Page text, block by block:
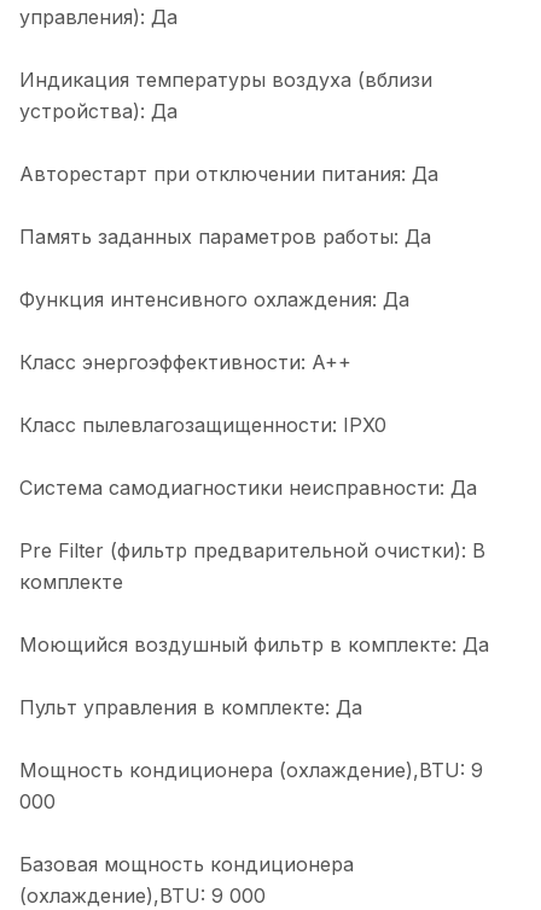
управления): Да
Индикация температуры воздуха (вблизи
устройства): Да
Авторестарт при отключении питания: Да
Память заданных параметров работы: Да
Функция интенсивного охлаждения: Да
Класс энергоэффективности: A++
Класс пылевлагозащищенности: IPX0
Система самодиагностики неисправности: Да
Pre Filter (фильтр предварительной очистки): В
комплекте
Моющийся воздушный фильтр в комплекте: Да
Пульт управления в комплекте: Да
Мощность кондиционера (охлаждение),BTU: 9
000
Базовая мощность кондиционера
(охлаждение),BTU: 9 000